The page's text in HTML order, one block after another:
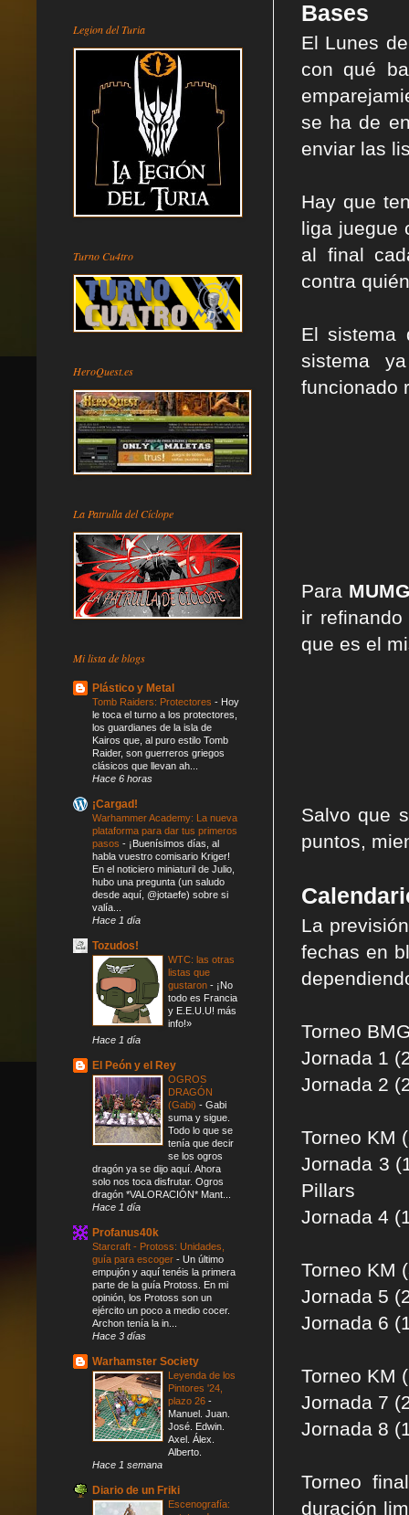
Bases
El Lunes
con qué
se ha de
enviar las
Hay que
liga juegue
al final
contra
El sistema
sistema
funcionado
Para
ir
que es el
Salvo que
puntos,
La
fechas en
Torneo
Jornada 1
Jornada 2
Torneo KM
Jornada 3
Pillars
Jornada 4
Torneo KM
Jornada 5
Jornada 6
Torneo KM
Jornada 7
Jornada 8
Torneo
duración
Legion del Turia
Turno Cu4tro
HeroQuest.es
La Patrulla del Cíclope
Mi lista de blogs
Plástico y Metal
Tomb Raiders: Protectores - Hoy
le toca el turno a los protectores,
los guardianes de la isla de
Kairos que, al puro estilo Tomb
Raider, son guerreros griegos
clásicos que llevan ah...
Hace 6 horas
¡Cargad!
Warhammer Academy: La nueva
plataforma para dar tus primeros
pasos - ¡Buenísimos días, al
habla vuestro comisario Kriger!
En el noticiero miniaturil de Julio,
hubo una pregunta (un saludo
desde aquí, @jotaefe) sobre si
valía...
Hace 1 día
Tozudos!
WTC: las otras
listas que
gustaron - ¡No
todo es Francia
y E.E.U.U! más
info!»
Hace 1 día
El Peón y el Rey
OGROS
DRAGÓN
(Gabi) - Gabi
suma y sigue.
Todo lo que se
tenía que decir
se los ogros
dragón ya se dijo aquí. Ahora
solo nos toca disfrutar. Ogros
dragón *VALORACIÓN* Mant...
Hace 1 día
Profanus40k
Starcraft - Protoss: Unidades,
guía para escoger - Un último
empujón y aquí tenéis la primera
parte de la guía Protoss. En mi
opinión, los Protoss son un
ejército un poco a medio cocer.
Archon tenía la in...
Hace 3 días
Warhamster Society
Leyenda de los
Pintores '24,
plazo 26 -
Manuel. Juan.
José. Edwin.
Axel. Álex.
Alberto.
Hace 1 semana
Diario de un Friki
Escenografía: